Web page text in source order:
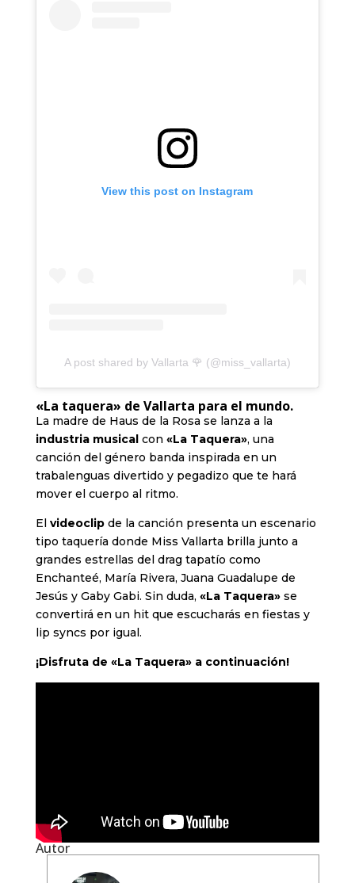
View this post on Instagram
A post shared by Vallarta 🌹 (@miss_vallarta)
«La taquera» de Vallarta para el mundo.
La madre de Haus de la Rosa se lanza a la
industria musicalcon «La Taquera», una
canción del género banda inspirada en un
trabalenguas divertido y pegadizo que te hará
mover el cuerpo al ritmo.
El videoclipde la canción presenta un escenario
tipo taquería donde Miss Vallarta brilla junto a
grandes estrellas del drag tapatío como
Enchanteé, María Rivera, Juana Guadalupe de
Jesús y Gaby Gabi. Sin duda, «La Taquera»se
convertirá en un hit que escucharás en fiestas y
lip syncs por igual.
¡Disfruta de «La Taquera» a continuación!
Autor